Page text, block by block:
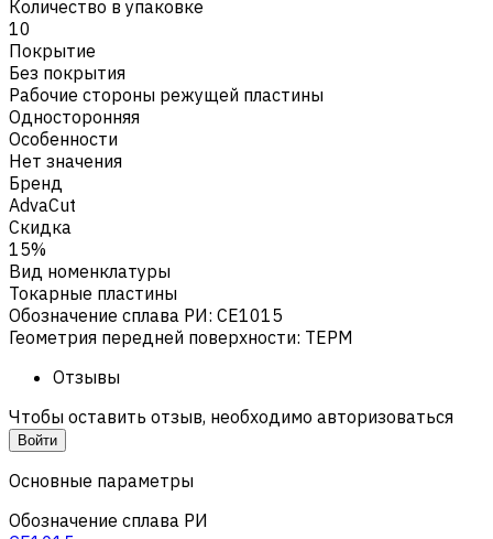
Количество в упаковке
10
Покрытие
Без покрытия
Рабочие стороны режущей пластины
Односторонняя
Особенности
Нет значения
Бренд
AdvaCut
Скидка
15%
Вид номенклатуры
Токарные пластины
Обозначение сплава РИ: CE1015
Геометрия передней поверхности: TEPM
Отзывы
Чтобы оставить отзыв, необходимо авторизоваться
Войти
Основные параметры
Обозначение сплава РИ